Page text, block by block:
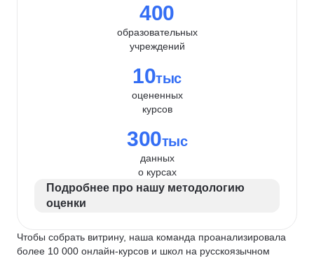
400
образовательных
учреждений
10тыс
оцененных
курсов
300тыс
данных
о курсах
Подробнее про нашу методологию
оценки
Чтобы собрать витрину, наша команда проанализировала
более 10 000 онлайн-курсов и школ на русскоязычном